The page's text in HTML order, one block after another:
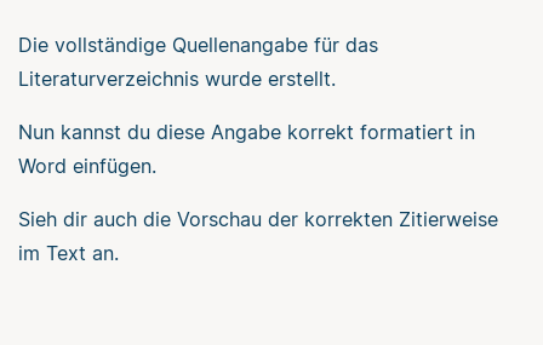
Die vollständige Quellenangabe für das
Literaturverzeichnis wurde erstellt.
Nun kannst du diese Angabe korrekt formatiert in
Word einfügen.
Sieh dir auch die Vorschau der korrekten Zitierweise
im Text an.